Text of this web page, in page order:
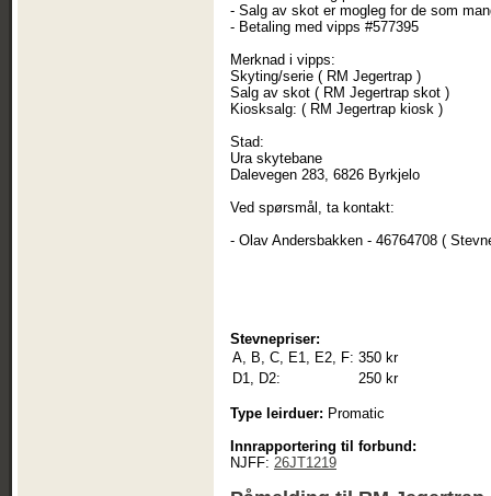
- Salg av skot er mogleg for de som
- Betaling med vipps #577395
Merknad i vipps:
Skyting/serie ( RM Jegertrap )
Salg av skot ( RM Jegertrap skot )
Kiosksalg: ( RM Jegertrap kiosk )
Stad:
Ura skytebane
Dalevegen 283, 6826 Byrkjelo
Ved spørsmål, ta kontakt:
- Olav Andersbakken - 46764708 (
Stevnepriser:
A, B, C, E1, E2, F: 350 kr
D1, D2:
250 kr
Type leirduer: Promatic
Innrapportering til forbund:
NJFF: 26JT1219